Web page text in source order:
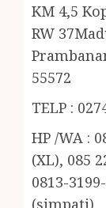
KM 4,5
RW
55572
TELP :
HP /WA :
(XL), 085
0813-